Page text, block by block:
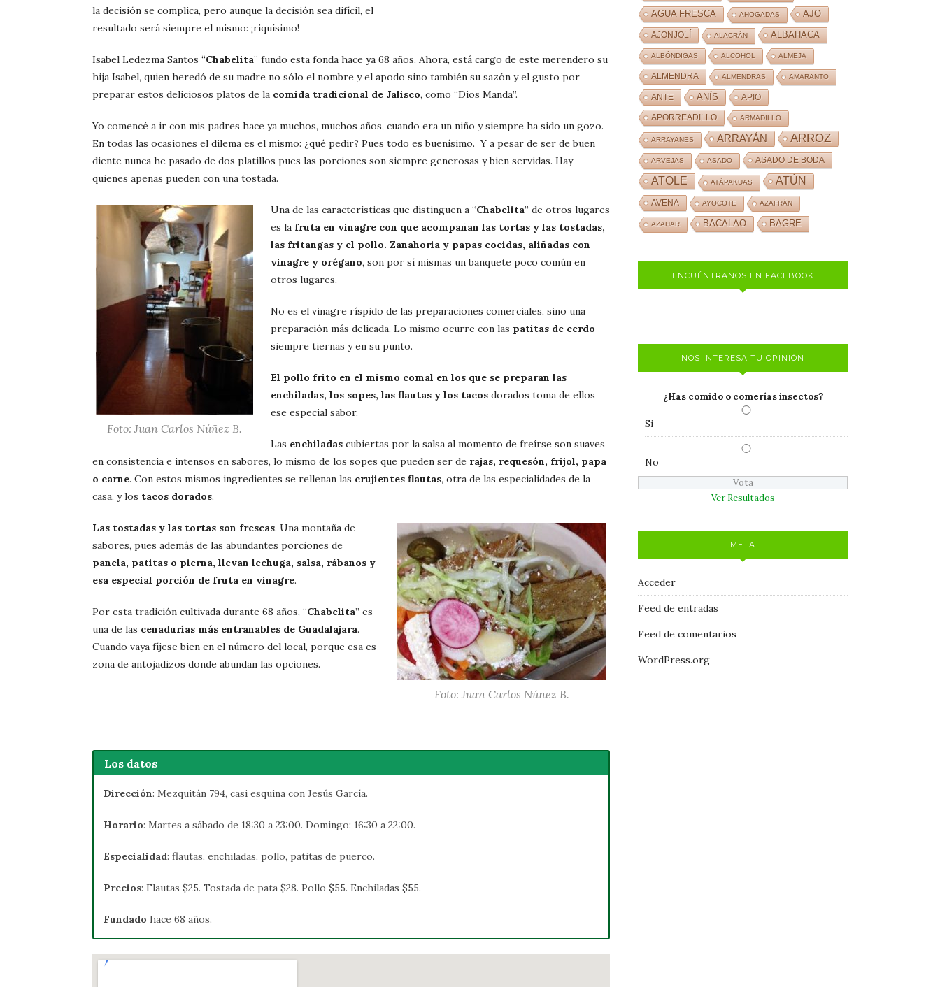
la decisión se complica, pero aunque la decisión sea difícil, el
resultado será siempre el mismo: ¡riquísimo!
Isabel Ledezma Santos “Chabelita” fundo esta fonda hace ya 68 años. Ahora, está cargo de este merendero su
hija Isabel, quien heredó de su madre no sólo el nombre y el apodo sino también su sazón y el gusto por
preparar estos deliciosos platos de la comida tradicional de Jalisco, como “Dios Manda”.
Yo comencé a ir con mis padres hace ya muchos, muchos años, cuando era un niño y siempre ha sido un gozo.
En todas las ocasiones el dilema es el mismo: ¿qué pedir? Pues todo es buenísimo. Y a pesar de ser de buen
diente nunca he pasado de dos platillos pues las porciones son siempre generosas y bien servidas. Hay
quienes apenas pueden con una tostada.
Foto: Juan Carlos Núñez B.
Una de las características que distinguen a “Chabelita” de otros lugares
es la fruta en vinagre con que acompañan las tortas y las tostadas,
las fritangas y el pollo. Zanahoria y papas cocidas, aliñadas con
vinagre y orégano, son por sí mismas un banquete poco común en
otros lugares.
No es el vinagre ríspido de las preparaciones comerciales, sino una
preparación más delicada. Lo mismo ocurre con las patitas de cerdo
siempre tiernas y en su punto.
El pollo frito en el mismo comal en los que se preparan las
enchiladas, los sopes, las flautas y los tacos dorados toma de ellos
ese especial sabor.
Las enchiladas cubiertas por la salsa al momento de freírse son suaves
en consistencia e intensos en sabores, lo mismo de los sopes que pueden ser de rajas, requesón, frijol, papa
o carne. Con estos mismos ingredientes se rellenan las crujientes flautas, otra de las especialidades de la
casa, y los tacos dorados.
Foto: Juan Carlos Núñez B.
Las tostadas y las tortas son frescas. Una montaña de
sabores, pues además de las abundantes porciones de
panela, patitas o pierna, llevan lechuga, salsa, rábanos y
esa especial porción de fruta en vinagre.
Por esta tradición cultivada durante 68 años, “Chabelita” es
una de las cenadurías más entrañables de Guadalajara.
Cuando vaya fíjese bien en el número del local, porque esa es
zona de antojadizos donde abundan las opciones.
Los datos
Dirección: Mezquitán 794, casi esquina con Jesús García.
Horario: Martes a sábado de 18:30 a 23:00. Domingo: 16:30 a 22:00.
Especialidad: flautas, enchiladas, pollo, patitas de puerco.
Precios: Flautas $25. Tostada de pata $28. Pollo $55. Enchiladas $55.
Fundado hace 68 años.
AGUA FRESCA AHOGADAS AJO
AJONJOLÍ ALACRÁN ALBAHACA
ALBÓNDIGAS ALCOHOL ALMEJA
ALMENDRA ALMENDRAS AMARANTO
ANTE ANÍS APIO
APORREADILLO ARMADILLO
ARRAYANES ARRAYÁN ARROZ
ARVEJAS ASADO ASADO DE BODA
ATOLE ATÁPAKUAS ATÚN
AVENA AYOCOTE AZAFRÁN
AZAHAR BACALAO BAGRE
ENCUÉNTRANOS EN FACEBOOK
NOS INTERESA TU OPINIÓN
¿Has comido o comerías insectos?
Si
No
Ver Resultados
META
Acceder
Feed de entradas
Feed de comentarios
WordPress.org